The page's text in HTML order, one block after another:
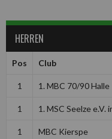
HERREN
Pos Club
1 1. MBC 70/90 Halle
1 1. MSC Seelze e.V.
1 MBC Kierspe